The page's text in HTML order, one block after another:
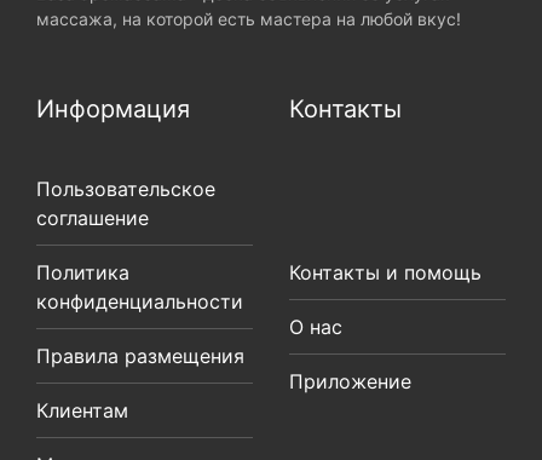
массажа, на которой есть мастера на любой вкус!
Информация
Пользовательское
соглашение
Политика
конфиденциальности
Правила размещения
Клиентам
Контакты
Контакты и помощь
О нас
Приложение